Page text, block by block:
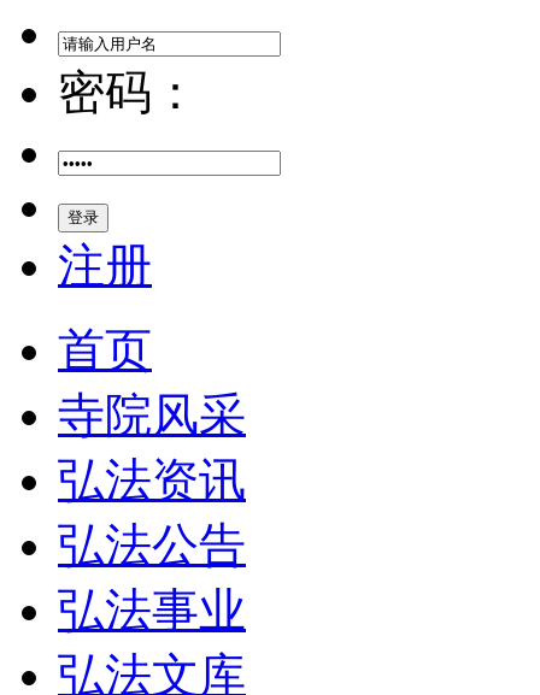
密码：
登录
注册
首页
寺院风采
弘法资讯
弘法公告
弘法事业
弘法文库